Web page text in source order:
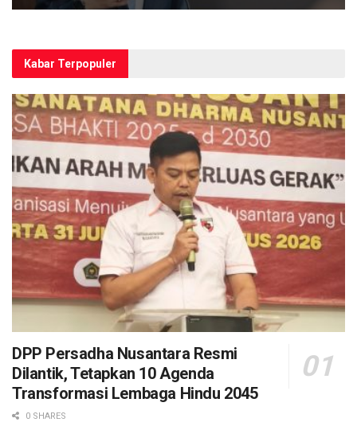
Kabar Terpopuler
DPP Persadha Nusantara Resmi
Dilantik, Tetapkan 10 Agenda
Transformasi Lembaga Hindu 2045
0 SHARES